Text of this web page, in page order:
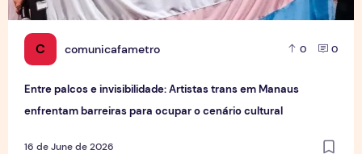
C comunicafametro 0 0
Entre palcos e invisibilidade: Artistas trans em Manaus
enfrentam barreiras para ocupar o cenário cultural
16 de June de 2026